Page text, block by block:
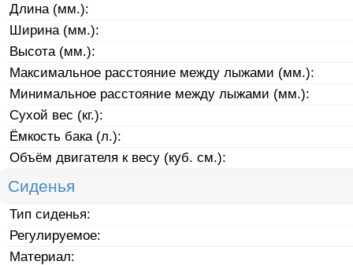
Длина (мм.):
Ширина (мм.):
Высота (мм.):
Максимальное расстояние между лыжами (мм.):
Минимальное расстояние между лыжами (мм.):
Сухой вес (кг.):
Ёмкость бака (л.):
Объём двигателя к весу (куб. см.):
Сиденья
Тип сиденья:
Регулируемое:
Материал: